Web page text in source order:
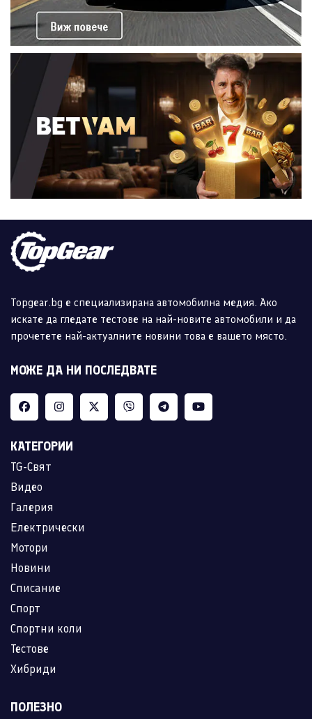
Topgear.bg е специализирана автомобилна медия. Ако
искате да гледате тестове на най-новите автомобили и да
прочетете най-актуалните новини това е вашето място.
МОЖЕ ДА НИ ПОСЛЕДВАТЕ
КАТЕГОРИИ
TG-Свят
Видео
Галерия
Електрически
Мотори
Новини
Списание
Спорт
Спортни коли
Тестове
Хибриди
ПОЛЕЗНО